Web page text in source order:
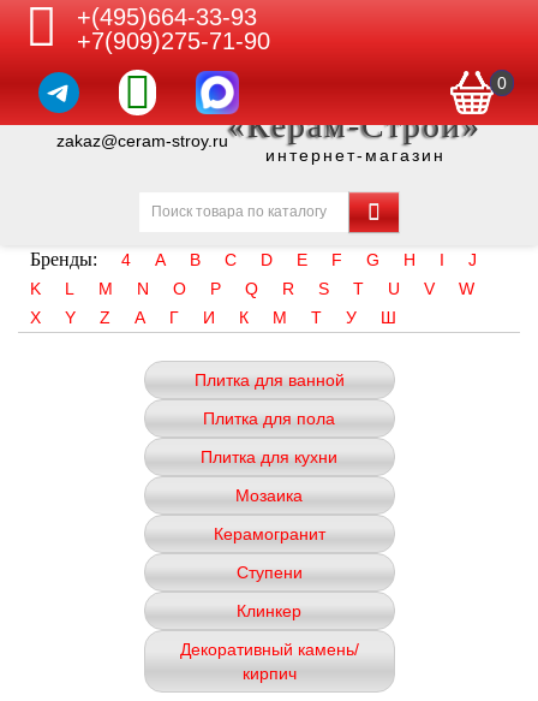
+(495)664-33-93
+7(909)275-71-90
0
zakaz@ceram-stroy.ru«Керам-Строй»
интернет-магазин
Бренды: 4 A B C D E F G H I
J
K
L M N O P Q R S T U V
W
X
Y Z А Г И К М Т У Ш
Плитка для ванной
Плитка для пола
Плитка для кухни
Мозаика
Керамогранит
Ступени
Клинкер
Декоративный камень/
кирпич